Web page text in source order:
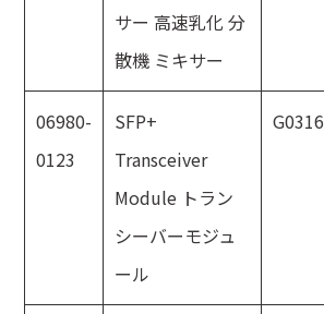
サー 高速乳化 分
散機 ミキサー
06980-
0123
SFP+
Transceiver
Module トラン
シーバーモジュ
ール